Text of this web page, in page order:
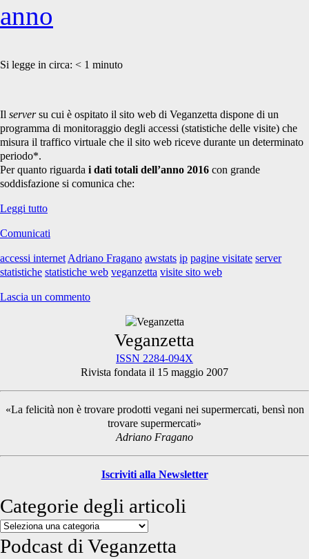
anno
Si legge in circa: < 1 minuto
Il serversu cui è ospitato il sito web di Veganzetta dispone di un
programma di monitoraggio degli accessi (statistiche delle visite) che
misura il traffico virtuale che il sito web riceve durante un determinato
periodo*.
Per quanto riguarda i dati totali dell’anno 2016 con grande
soddisfazione si comunica che:
Leggi tutto2
di
in
un
Comunicati
accessi internet Adriano Fragano awstats ip pagine visitate server
statistiche statistiche web veganzetta visite sito web
Lascia un commento
Sidebar
Veganzetta
ISSN 2284-094X
Rivista fondata il 15 maggio 2007
«La felicità non è trovare prodotti vegani nei supermercati, bensì non
trovare supermercati»
Adriano Fragano
Iscriviti alla Newsletter
Categorie degli articoli
Categorie
degli
articoli
Podcast di Veganzetta